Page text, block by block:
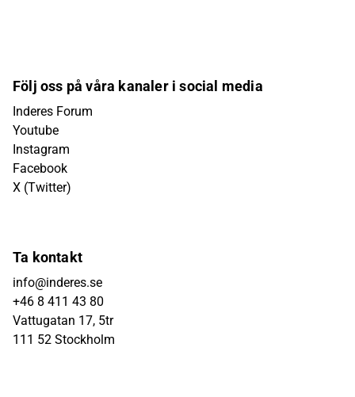
Följ oss på våra kanaler i social media
Inderes Forum
Youtube
Instagram
Facebook
X (Twitter)
Ta kontakt
info@inderes.se
+46 8 411 43 80
Vattugatan 17, 5tr
111 52 Stockholm